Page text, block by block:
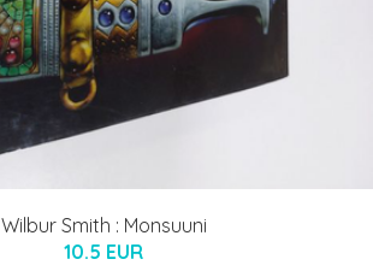
Wilbur Smith : Monsuuni
10.5 EUR